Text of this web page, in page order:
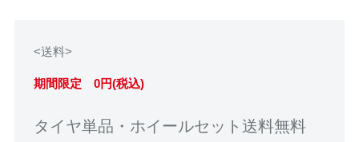
<送料>
期間限定 0円(税込)
タイヤ単品・ホイールセット送料無料